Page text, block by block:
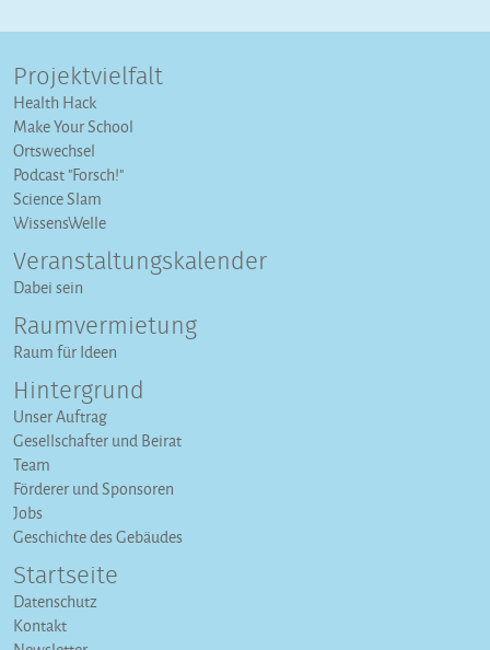
Projektvielfalt
Health Hack
Make Your School
Ortswechsel
Podcast "Forsch!"
Science Slam
WissensWelle
Veranstaltungs­kalender
Dabei sein
Raumvermietung
Raum für Ideen
Hintergrund
Unser Auftrag
Gesellschafter und Beirat
Team
Förderer und Sponsoren
Jobs
Geschichte des Gebäudes
Startseite
Datenschutz
Kontakt